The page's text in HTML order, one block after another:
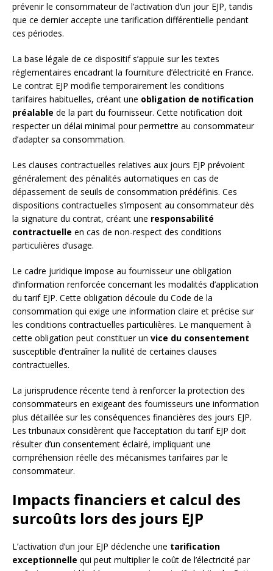
prévenir le consommateur de l’activation d’un jour EJP, tandis
que ce dernier accepte une tarification différentielle pendant
ces périodes.
La base légale de ce dispositif s’appuie sur les textes
réglementaires encadrant la fourniture d’électricité en France.
Le contrat EJP modifie temporairement les conditions
tarifaires habituelles, créant une obligation de notification
préalable de la part du fournisseur. Cette notification doit
respecter un délai minimal pour permettre au consommateur
d’adapter sa consommation.
Les clauses contractuelles relatives aux jours EJP prévoient
généralement des pénalités automatiques en cas de
dépassement de seuils de consommation prédéfinis. Ces
dispositions contractuelles s’imposent au consommateur dès
la signature du contrat, créant une responsabilité
contractuelle en cas de non-respect des conditions
particulières d’usage.
Le cadre juridique impose au fournisseur une obligation
d’information renforcée concernant les modalités d’application
du tarif EJP. Cette obligation découle du Code de la
consommation qui exige une information claire et précise sur
les conditions contractuelles particulières. Le manquement à
cette obligation peut constituer un vice du consentement
susceptible d’entraîner la nullité de certaines clauses
contractuelles.
La jurisprudence récente tend à renforcer la protection des
consommateurs en exigeant des fournisseurs une information
plus détaillée sur les conséquences financières des jours EJP.
Les tribunaux considèrent que l’acceptation du tarif EJP doit
résulter d’un consentement éclairé, impliquant une
compréhension réelle des mécanismes tarifaires par le
consommateur.
Impacts financiers et calcul des
surcoûts lors des jours EJP
L’activation d’un jour EJP déclenche une tarification
exceptionnelle qui peut multiplier le coût de l’électricité par